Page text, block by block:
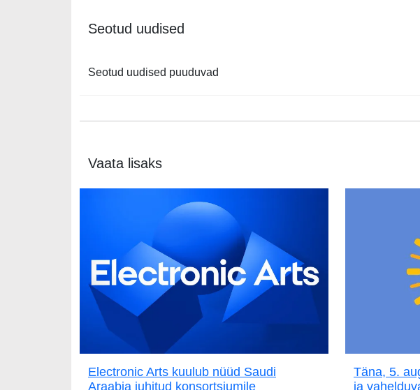
Seotud uudised
Seotud uudised puuduvad
Vaata lisaks
Electronic Arts kuulub nüüd Saudi
Araabia juhitud konsortsiumile
Täna, 5.
ja